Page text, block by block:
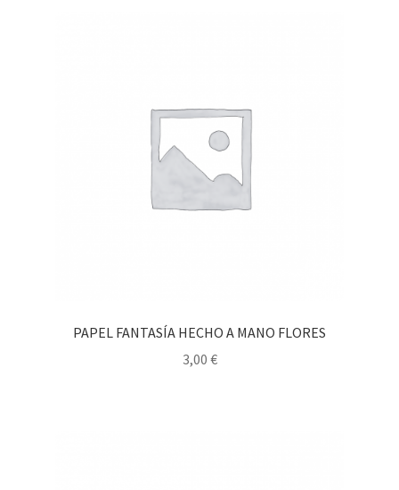
PAPEL FANTASÍA HECHO A MANO FLORES
3,00 €